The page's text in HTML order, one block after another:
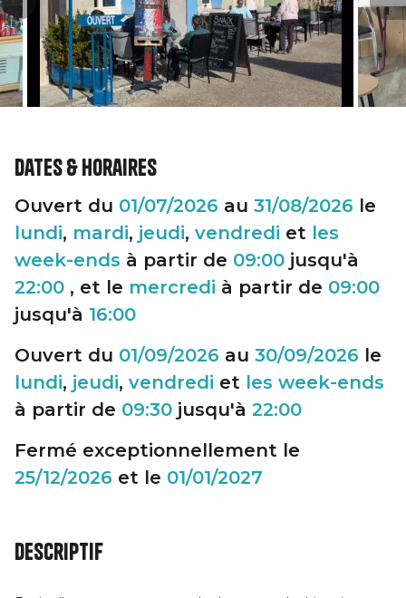
Dates & horaires
Ouvert du 01/07/2026 au 31/08/2026 le
lundi, mardi, jeudi, vendredi et les
week-ends à partir de 09:00 jusqu'à
22:00 , et le mercredi à partir de 09:00
jusqu'à 16:00
Ouvert du 01/09/2026 au 30/09/2026 le
lundi, jeudi, vendredi et les week-ends
à partir de 09:30 jusqu'à 22:00
Fermé exceptionnellement le
25/12/2026 et le 01/01/2027
Descriptif